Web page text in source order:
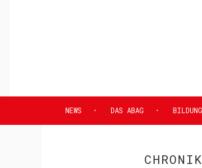
E.V.
NEWS DAS ABAG